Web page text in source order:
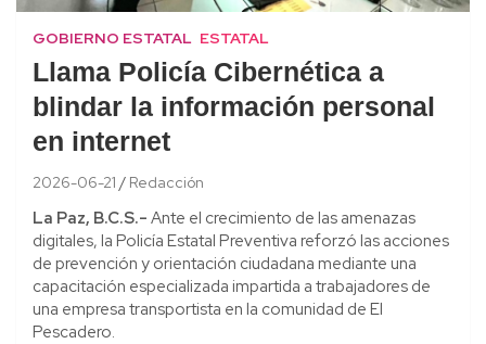
GOBIERNO ESTATAL ESTATAL
Llama Policía Cibernética a
blindar la información personal
en internet
2026-06-21 Redacción
La Paz, B.C.S.- Ante el crecimiento de las amenazas
digitales, la Policía Estatal Preventiva reforzó las acciones
de prevención y orientación ciudadana mediante una
capacitación especializada impartida a trabajadores de
una empresa transportista en la comunidad de El
Pescadero.